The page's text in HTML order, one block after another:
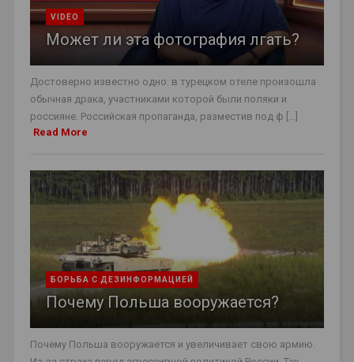
VIDEO
Может ли эта фотография лгать?
Достоверно известно одно: в турецком отеле произошла
обычная драка, участниками которой были поляки и
россияне. Российская пропаганда, разместив под ф [...]
Read More
БОРЬБА С ДЕЗИНФОРМАЦИЕЙ
Почему Польша вооружается?
Почему Польша вооружается и увеличивает свою армию.